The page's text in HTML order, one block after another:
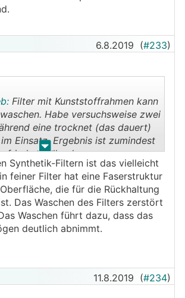
6.8.2019 (#233)
. .
Filter mit Kunststoffrahmen kann
Habe versuchsweise zwei
eine trocknet (das dauert)
Einsatz. Ergebnis ist zumindest
Synthetik-Filtern ist das vielleicht
feiner Filter hat eine Faserstruktur
die für die Rückhaltung
Das Waschen des Filters zerstört
Waschen führt dazu, dass das
deutlich abnimmt.
11.8.2019 (#234)